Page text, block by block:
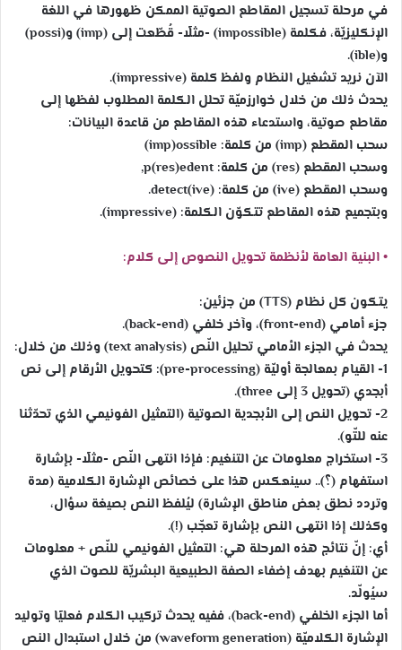
في مرحلة تسجيل المقاطع الصوتية الممكن ظهورها في اللغة
الإنكليزيّة، فكلمة (impossible) -مثلًا- قُطّعت إلى (imp) و(possi)
و(ible).
الآن نريد تشغيل النظام ولفظ كلمة (impressive).
يحدث ذلك من خلال خوارزميّة تحلل الكلمة المطلوب لفظها إلى
مقاطع صوتية، واستدعاء هذه المقاطع من قاعدة البيانات:
سحب المقطع (imp) من كلمة: imp)ossible)
وسحب المقطع (res) من كلمة: p(res)edent,
وسحب المقطع (ive) من كلمة: detect(ive).
وبتجميع هذه المقاطع تتكوّن الكلمة: (impressive).
• البنية العامة لأنظمة تحويل النصوص إلى كلام:
يتكون كل نظام (TTS) من جزئين:
جزء أمامي (front-end)، وآخر خلفي (back-end).
يحدث في الجزء الأمامي تحليل النّص (text analysis) وذلك من خلال:
1- القيام بمعالجة أوليّة (pre-processing): كتحويل الأرقام إلى نص
أبجدي (تحويل 3 إلى three).
2- تحويل النص إلى الأبجدية الصوتية (التمثيل الفونيمي الذي تحدّثنا
عنه للتّو).
3- استخراج معلومات عن التنغيم: فإذا انتهى النّص -مثلًا- بإشارة
استفهام (؟).. سينعكس هذا على خصائص الإشارة الكلامية (مدة
وتردد نطق بعض مناطق الإشارة) ليُلفظ النص بصيغة سؤال،
وكذلك إذا انتهى النص بإشارة تعجّب (!).
أي: إنّ نتائج هذه المرحلة هي: التمثيل الفونيمي للنّص + معلومات
عن التنغيم بهدف إضفاء الصفة الطبيعية البشريّة للصوت الذي
سيُولّد.
أما الجزء الخلفي (back-end)، ففيه يحدث تركيب الكلام فعليًا وتوليد
الإشارة الكلاميّة (waveform generation) من خلال استبدال النص